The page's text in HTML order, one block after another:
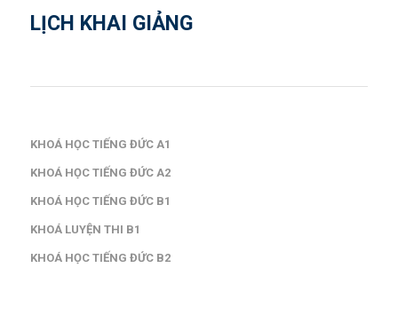
LỊCH KHAI GIẢNG
KHOÁ HỌC TIẾNG ĐỨC A1
KHOÁ HỌC TIẾNG ĐỨC A2
KHOÁ HỌC TIẾNG ĐỨC B1
KHOÁ LUYỆN THI B1
KHOÁ HỌC TIẾNG ĐỨC B2